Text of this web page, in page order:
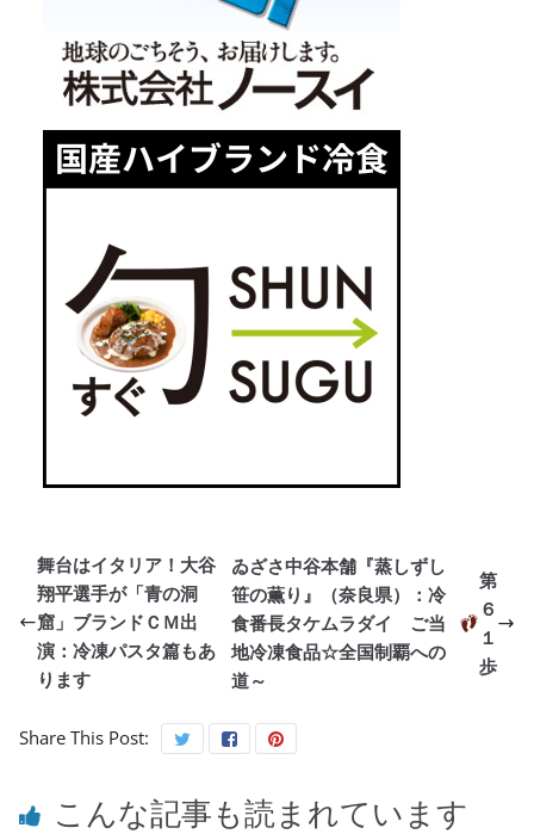
舞台はイタリア！大谷
翔平選手が「青の洞
窟」ブランドＣＭ出
演：冷凍パスタ篇もあ
ります
ゐざさ中谷本舗『蒸しずし
笹の薫り』（奈良県）：冷
食番長タケムラダイ ご当
地冷凍食品☆全国制覇への
道～
第
６
１
歩
Share This Post:
こんな記事も読まれています